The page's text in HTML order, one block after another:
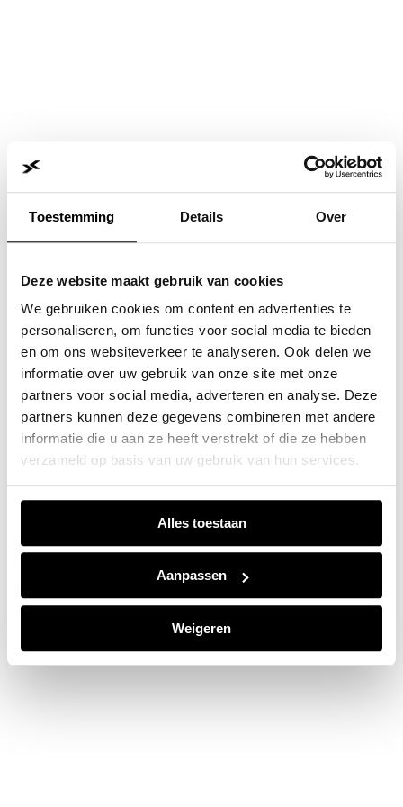
Toestemming Details Over
Deze website maakt gebruik van cookies
We gebruiken cookies om content en advertenties te
personaliseren, om functies voor social media te bieden
en om ons websiteverkeer te analyseren. Ook delen we
informatie over uw gebruik van onze site met onze
partners voor social media, adverteren en analyse. Deze
partners kunnen deze gegevens combineren met andere
informatie die u aan ze heeft verstrekt of die ze hebben
verzameld op basis van uw gebruik van hun services.
Alles toestaan
Aanpassen
Weigeren
Application error: a client-side exception has occurred while
loadingwww.jvk.nl(see the browser consolefor more
information).